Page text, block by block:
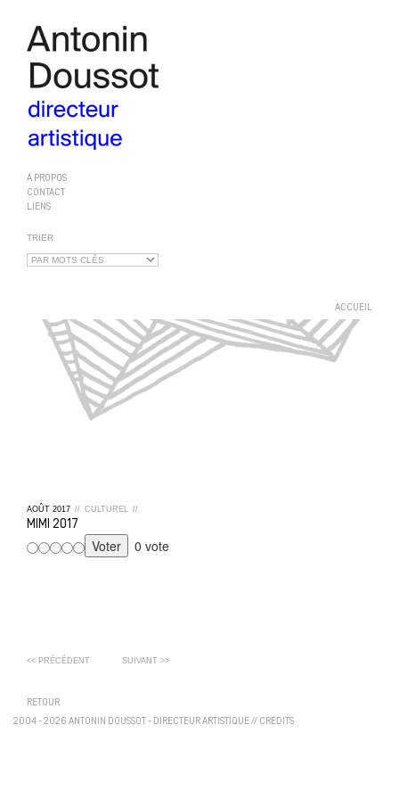
À PROPOS
CONTACT
LIENS
TRIER
ACCUEIL
AOÛT 2017 // CULTUREL //
MIMI 2017
0 vote
<< PRÉCÉDENT SUIVANT >>
RETOUR
2004 - 2026 ANTONIN DOUSSOT - DIRECTEUR ARTISTIQUE// CRÉDITS